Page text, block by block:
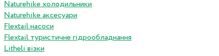
Naturehike холодильники
Naturehike аксесуари
Flextail насоси
Flextail туристичне гідрообладнання
Litheli візки